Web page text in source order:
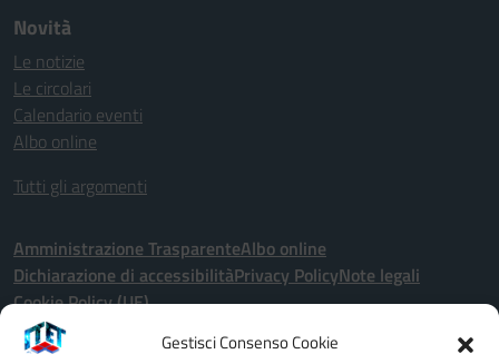
Gestisci Consenso Cookie
Novità
Le notizie
Le circolari
Calendario eventi
Albo online
Tutti gli argomenti
Amministrazione TrasparenteAlbo online
Dichiarazione di accessibilitàPrivacy PolicyNote legali
Cookie Policy (UE)
Seguici su: